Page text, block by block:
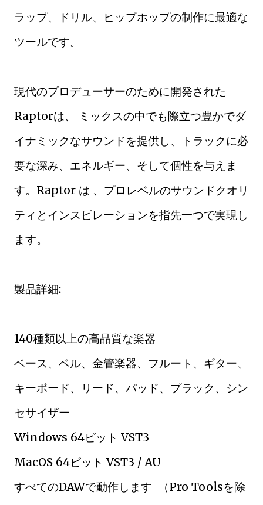
ラップ、ドリル、ヒップホップの制作に最適な
ツールです。
現代のプロデューサーのために開発された
Raptorは、 ミックスの中でも際立つ豊かでダ
イナミックなサウンドを提供し、トラックに必
要な深み、エネルギー、そして個性を与えま
す。Raptor は 、プロレベルのサウンドクオリ
ティとインスピレーションを指先一つで実現し
ます。
製品詳細:
140種類以上の高品質な楽器
ベース、ベル、金管楽器、フルート、ギター、
キーボード、リード、パッド、プラック、シン
セサイザー
Windows 64ビット VST3
MacOS 64ビット VST3 / AU
すべてのDAWで動作します （Pro Toolsを除